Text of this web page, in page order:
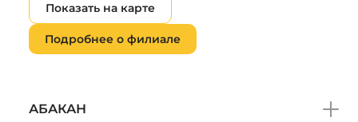
Показать на карте
Подробнее о филиале
АБАКАН